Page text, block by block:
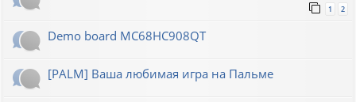
1 2
Demo board MC68HC908QT
[PALM] Ваша любимая игра на Пальме